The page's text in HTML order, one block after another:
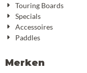
Touring Boards
Specials
Accessoires
Paddles
Merken